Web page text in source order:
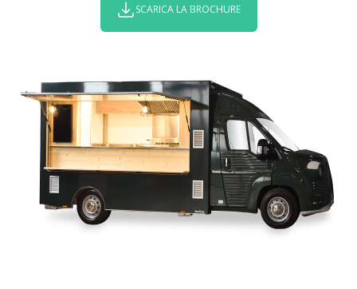
SCARICA LA BROCHURE